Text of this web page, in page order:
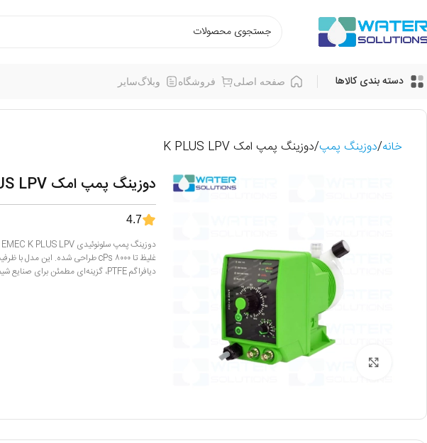
دسته بندی کالاها صفحه اصلی فروشگاه وبلاگسایر
خانه دوزینگ پمپ دوزینگ پمپ امک K PLUS LPV
دوزینگ پمپ امک K PLUS LPV
4.7
دیافراگم PTFE، گزینه‌ای مطمئن برای صنایع شیمیایی، تصفیه آب و فرآیندهای صنعتی است.
برای بزرگنمایی کلیک کنید